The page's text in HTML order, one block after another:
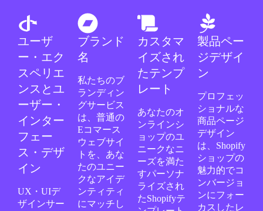
ユーザ
ー・エク
スペリエ
ンスとユ
ーザー・
インター
フェー
ス・デザ
イン
UX・UIデ
ザインサー
ブランド
名
私たちのブ
ランディン
グサービス
は、普通の
Eコマース
ウェブサイ
トを、あな
たのユニー
クなアイデ
ンティティ
にマッチし
カスタマ
イズされ
たテンプ
レート
あなたのオ
ンラインシ
ョップのユ
ニークなニ
ーズを満た
すパーソナ
ライズされ
たShopifyテ
製品ペー
ジデザイ
ン
プロフェッ
ショナルな
商品ページ
デザイン
は、Shopify
ショップの
魅力的でコ
ンバージョ
ンにフォー
カスしたレ